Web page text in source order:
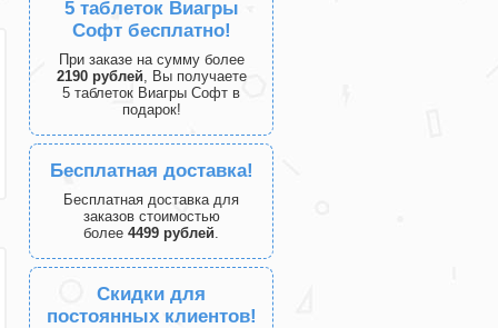
5 таблеток Виагры
Софт бесплатно!
При заказе на сумму более
2190 рублей, Вы получаете
5 таблеток Виагры Софт в
подарок!
Бесплатная доставка!
Бесплатная доставка для
заказов стоимостью
более 4499 рублей.
Скидки для
постоянных клиентов!